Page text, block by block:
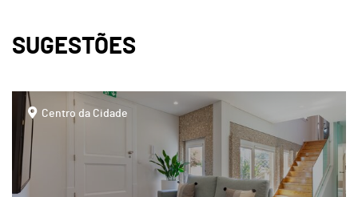
SUGESTÕES
page
Centro da Cidade